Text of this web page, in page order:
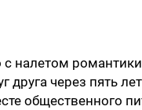
с налетом
через пять
общественного